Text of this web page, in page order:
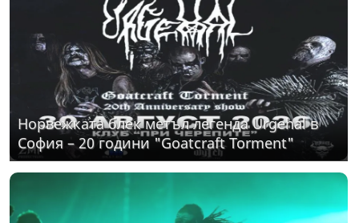
Норвежката блек метъл легенда Urgehal в
София – 20 години "Goatcraft Torment"